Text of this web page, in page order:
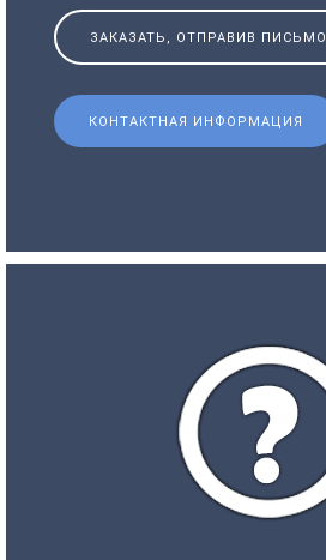
ЗАКАЗАТЬ, ОТПРАВИВ ПИСЬМО
КОНТАКТНАЯ ИНФОРМАЦИЯ